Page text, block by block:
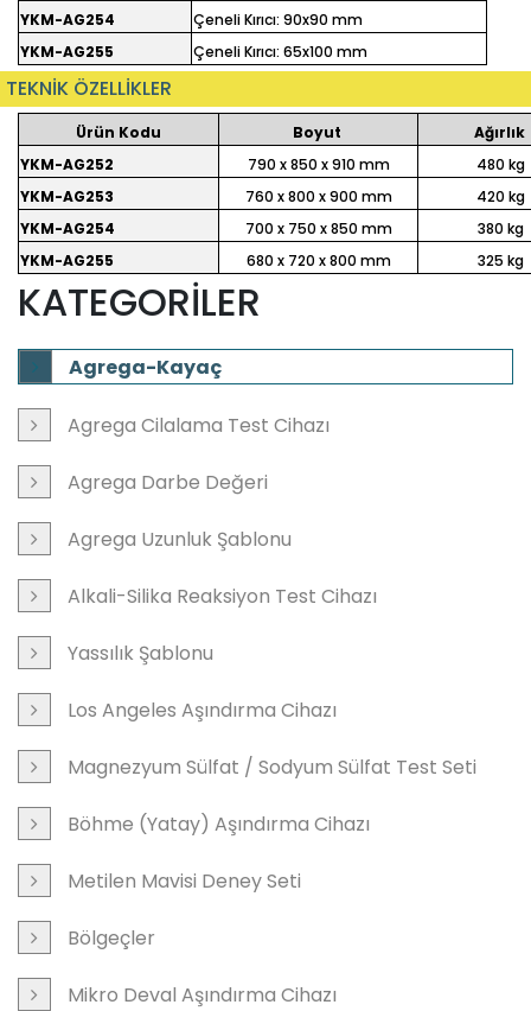
YKM-AG254
Çeneli Kırıcı: 90x90 mm
YKM-AG255
Çeneli Kırıcı: 65x100 mm
TEKNİK ÖZELLİKLER
Ürün Kodu Boyut
Ağırlık
YKM-AG252
790 x 850 x 910 mm
480 kg
YKM-AG253
760 x 800 x 900 mm
420 kg
YKM-AG254
700 x 750 x 850 mm
380 kg
YKM-AG255
680 x 720 x 800 mm 325 kg
KATEGORİLER
Agrega-Kayaç
Agrega Cilalama Test Cihazı
Agrega Darbe Değeri
Agrega Uzunluk Şablonu
Alkali-Silika Reaksiyon Test Cihazı
Yassılık Şablonu
Los Angeles Aşındırma Cihazı
Magnezyum Sülfat / Sodyum Sülfat Test Seti
Böhme (Yatay) Aşındırma Cihazı
Metilen Mavisi Deney Seti
Bölgeçler
Mikro Deval Aşındırma Cihazı